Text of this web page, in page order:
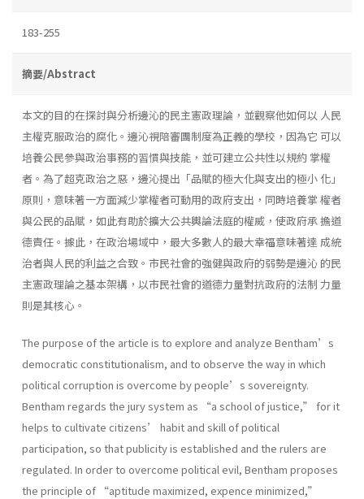
183-255
摘要/Abstract
本文的目的在探討與分析邊沁的民主憲政理論，並觀察他如何以 人民
主權克服政治的腐化。邊沁視陪審團制度為正義的學校，因為它 可以
培養公民參與政治事務的習慣與技能，並可建立公共性以規約 掌權
者。為了超克政治之惡，邊沁提出「品賦的極大化與支出的極小 化」
原則，意味著一方面減少掌權者可動用的政府支出，同時培養掌 權者
與公民的品賦，如此有助於擴大公共輿論法庭的權威，使政府承 擔道
德責任。據此，在政治場域中，最大多數人的最大幸福意味著達 成統
治者與人民的利益之合致。市民社會的強健與政府的弱勢是邊沁 的民
主憲政理論之基本架構，以市民社會的道德力量對抗政府的法制 力量
則是其核心。
The purpose of the article is to explore and analyze Bentham’s
democratic constitutionalism, and to observe the way in which
political corruption is overcome by people’s sovereignty.
Bentham regards the jury system as “a school of justice,” for it
helps to cultivate citizens’ habit and skill of political
participation, so that publicity is established and the rulers are
regulated. In order to overcome political evil, Bentham proposes
the principle of “aptitude maximized, expence minimized,”